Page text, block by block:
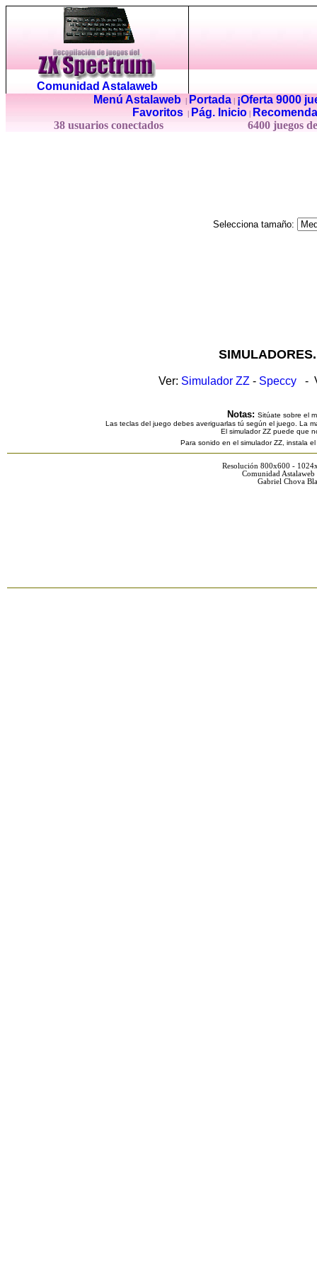
Comunidad Astalaweb
Menú Astalaweb| Portada|
¡Oferta 9000
Favoritos
Pág. Inicio
38 usuarios conectados
6400 juegos
Selecciona tamaño:
Ver: Simulador ZZ - Speccy -
Notas: Sitúate sobre el
Las teclas del juego debes averiguarlas tú según el juego. La
El simulador ZZ puede que
Para sonido en el simulador ZZ, instala
Resolución 800x600 -
Comunidad
Gabriel Chova